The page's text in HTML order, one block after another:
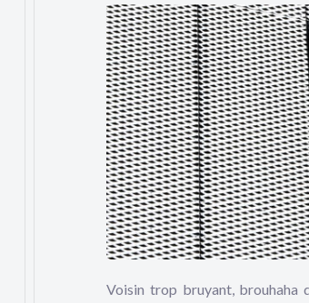
Voisin trop bruyant, brouhaha